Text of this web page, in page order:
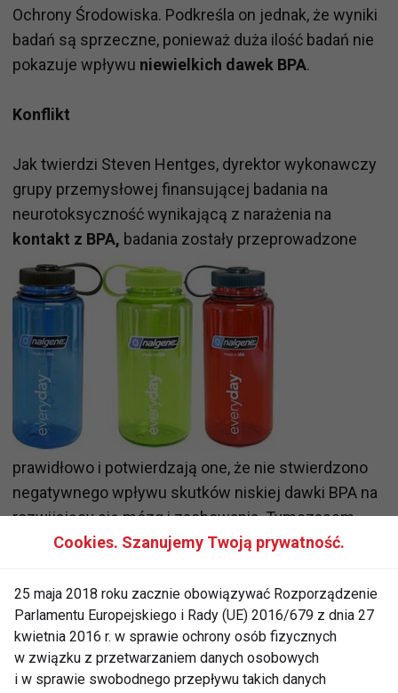
Ochrony Środowiska. Podkreśla on jednak, że wyniki
badań są sprzeczne, ponieważ duża ilość badań nie
pokazuje wpływu niewielkich dawek BPA.
Konflikt
Jak twierdzi Steven Hentges, dyrektor wykonawczy
grupy przemysłowej finansującej badania na
neurotoksyczność wynikającą z narażenia na
kontakt z BPA, badania zostały przeprowadzone
prawidłowo i potwierdzają one, że nie stwierdzono
negatywnego wpływu skutków niskiej dawki BPA na
rozwijający się mózg i zachowania. Tymczasem
Sonya Lunder, starszy analityk związany z grupą
twierdzi, że należy rozpatrywać wyniki ostatnich
dwóch badań razem z innymi, jakie zostały
przeprowadzone w związku z oddziaływaniem BPA.
Powołując się na inne badania podkreśla ona, że
Cookies. Szanujemy Twoją prywatność.
25 maja 2018 roku zacznie obowiązywać Rozporządzenie
Parlamentu Europejskiego i Rady (UE) 2016/679 z dnia 27
kwietnia 2016 r. w sprawie ochrony osób fizycznych
w związku z przetwarzaniem danych osobowych
i w sprawie swobodnego przepływu takich danych